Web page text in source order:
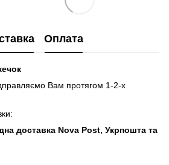
Оплата
Вам протягом 1-2-х
доставка Nova Post, Укрпошта та